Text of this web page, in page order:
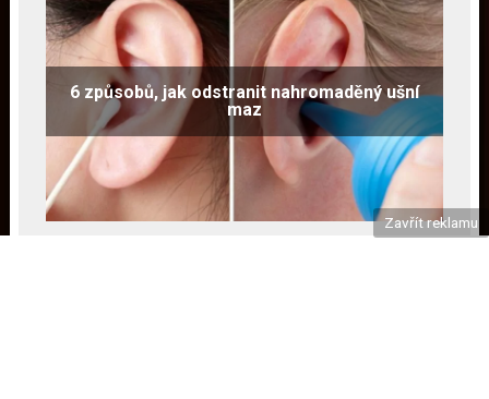
6 způsobů, jak odstranit nahromaděný ušní
maz
Zavřít reklamu